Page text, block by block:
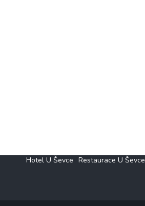
Hotel U Ševce Restaurace U Ševce